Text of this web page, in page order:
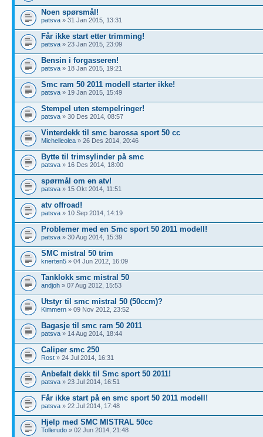
Noen spørsmål!
patsva » 31 Jan 2015, 13:31
Får ikke start etter trimming!
patsva » 23 Jan 2015, 23:09
Bensin i forgasseren!
patsva » 18 Jan 2015, 19:21
Smc ram 50 2011 modell starter ikke!
patsva » 19 Jan 2015, 15:49
Stempel uten stempelringer!
patsva » 30 Des 2014, 08:57
Vinterdekk til smc barossa sport 50 cc
Michelleolea » 26 Des 2014, 20:46
Bytte til trimsylinder på smc
patsva » 16 Des 2014, 18:00
spørmål om en atv!
patsva » 15 Okt 2014, 11:51
atv offroad!
patsva » 10 Sep 2014, 14:19
Problemer med en Smc sport 50 2011 modell!
patsva » 30 Aug 2014, 15:39
SMC mistral 50 trim
knerten5 » 04 Jun 2012, 16:09
Tanklokk smc mistral 50
andjoh » 07 Aug 2012, 15:53
Utstyr til smc mistral 50 (50ccm)?
Kimmern » 09 Nov 2012, 23:52
Bagasje til smc ram 50 2011
patsva » 14 Aug 2014, 18:44
Caliper smc 250
Rost » 24 Jul 2014, 16:31
Anbefalt dekk til Smc sport 50 2011!
patsva » 23 Jul 2014, 16:51
Får ikke start på en smc sport 50 2011 modell!
patsva » 22 Jul 2014, 17:48
Hjelp med SMC MISTRAL 50cc
Tollerudo » 02 Jun 2014, 21:48